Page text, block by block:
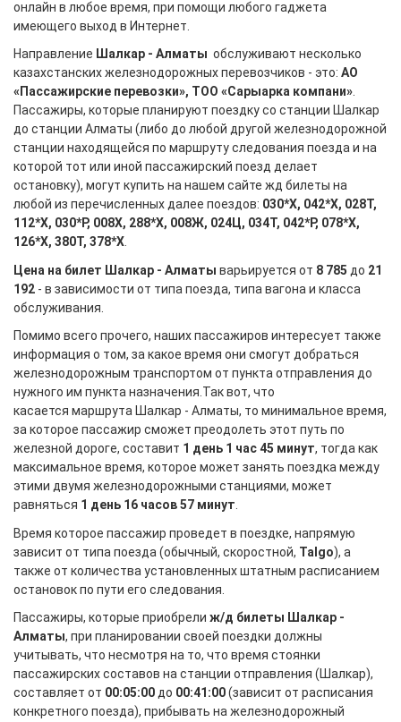
онлайн в любое время, при помощи любого гаджета
имеющего выход в Интернет.
Направление Шалкар - Алматы обслуживают несколько
казахстанских железнодорожных перевозчиков - это: АО
«Пассажирские перевозки», ТОО «Сарыарка компани»
Пассажиры, которые планируют поездку со станции Шалкар
до станции Алматы (либо до любой другой железнодорожной
станции находящейся по маршруту следования поезда и на
которой тот или иной пассажирский поезд делает
остановку), могут купить на нашем сайте жд билеты на
любой из перечисленных далее поездов: 030*Х, 042*Х, 028Т,
112*Х, 030*Р, 008Х, 288*Х, 008Ж, 024Ц, 034Т, 042*Р, 078*Х,
126*Х, 380Т, 378*Х
Цена на билет Шалкар - Алматы варьируется от 8 785 до 21
192 - в зависимости от типа поезда, типа вагона и класса
обслуживания.
Помимо всего прочего, наших пассажиров интересует также
информация о том, за какое время они смогут добраться
железнодорожным транспортом от пункта отправления до
нужного им пункта назначения.Так вот, что
касается маршрута Шалкар - Алматы, то минимальное время,
за которое пассажир сможет преодолеть этот путь по
железной дороге, составит 1 день 1 час 45 минут, тогда как
максимальное время, которое может занять поездка между
этими двумя железнодорожными станциями, может
равняться 1 день 16 часов 57 минут
Время которое пассажир проведет в поездке, напрямую
зависит от типа поезда (обычный, скоростной, Talgo), а
также от количества установленных штатным расписанием
остановок по пути его следования.
Пассажиры, которые приобрели ж/д билеты Шалкар -
Алматы, при планировании своей поездки должны
учитывать, что несмотря на то, что время стоянки
пассажирских составов на станции отправления (Шалкар),
составляет от 00:05:00 до 00:41:00(зависит от расписания
конкретного поезда), прибывать на железнодорожный